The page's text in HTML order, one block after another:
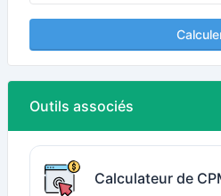
Outils associés
Calculateur de